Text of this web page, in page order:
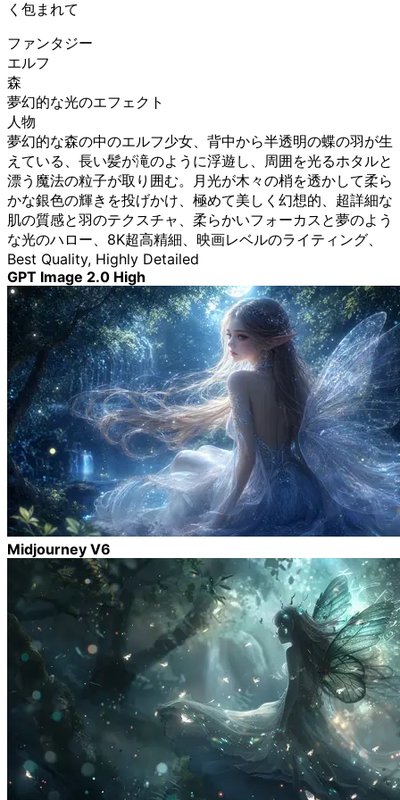
く包まれて
ファンタジー
エルフ
森
夢幻的な光のエフェクト
人物
夢幻的な森の中のエルフ少女、背中から半透明の蝶の羽が生
えている、長い髪が滝のように浮遊し、周囲を光るホタルと
漂う魔法の粒子が取り囲む。月光が木々の梢を透かして柔ら
かな銀色の輝きを投げかけ、極めて美しく幻想的、超詳細な
肌の質感と羽のテクスチャ、柔らかいフォーカスと夢のよう
な光のハロー、8K超高精細、映画レベルのライティング、
Best Quality, Highly Detailed
GPT Image 2.0 High
Midjourney V6